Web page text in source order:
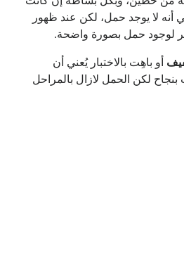
أنه لا يوجد حمل، لكن عند ظهور
لوجود حمل بصورة واضحة.
أو باهِت بالاختبار يُعني أن
لكن الحمل لازال بالمراحل